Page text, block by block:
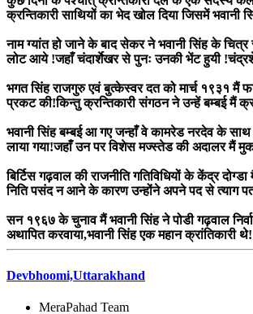
क्रन्तिकारी साथियों का भेद खोल दिया जिसमें भवानी
नाम ग्यांत हो जाने के बाद सेकर ने भवानी सिंह के
लोट आये !जहाँ चंदार्शेखर से पुनः उनकी भेंट हुयी
भगत सिंह राजगुरु एवं बुत्केस्वर दत को मार्च १९३१ मैं
प्रकट की!किन्तु क्रन्तिकारी संगठन ने उन्हें बम्बई मैं
भवानी सिंह बम्बई आ गए जन्हाँ वे कामरेड नरदेव के
लाया गया!जहाँ उन पर विशेस मज्स्तेड की अदालर मैं
बिर्टिस गढ़वाल की राजनीति गतिविधियों के केंद्र
निति पसंद न आने के कारण उन्होंने अपने पद से त्याग
सन १९६७ के चुनाव मैं भवानी सिंह ने पोडी गढ़वाल
अथापित करवाया,भवानी सिंह एक महान क्रांतिकारी थे!
Devbhoomi,Uttarakhand
MeraPahad Team